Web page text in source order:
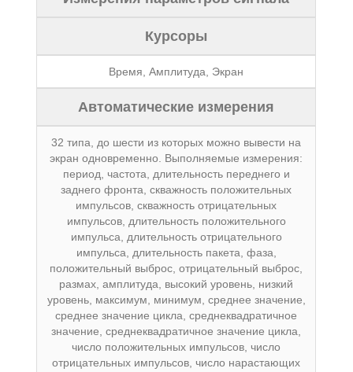
Курсоры
Время, Амплитуда, Экран
Автоматические измерения
32 типа, до шести из которых можно вывести на
экран одновременно. Выполняемые измерения:
период, частота, длительность переднего и
заднего фронта, скважность положительных
импульсов, скважность отрицательных
импульсов, длительность положительного
импульса, длительность отрицательного
импульса, длительность пакета, фаза,
положительный выброс, отрицательный выброс,
размах, амплитуда, высокий уровень, низкий
уровень, максимум, минимум, среднее значение,
среднее значение цикла, среднеквадратичное
значение, среднеквадратичное значение цикла,
число положительных импульсов, число
отрицательных импульсов, число нарастающих